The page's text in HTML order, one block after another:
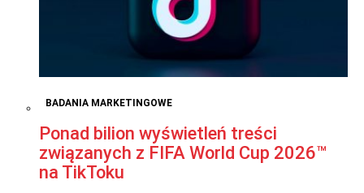
BADANIA MARKETINGOWE
Ponad bilion wyświetleń treści
związanych z FIFA World Cup 2026™
na TikToku